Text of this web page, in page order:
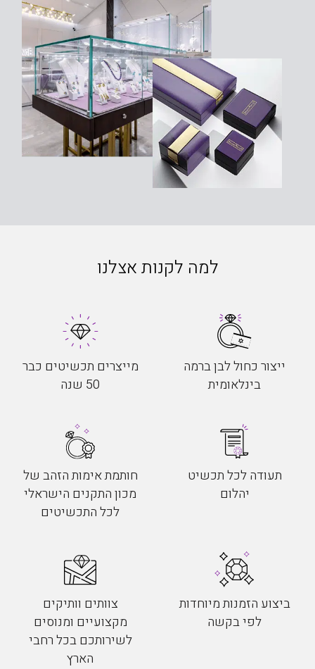
למה לקנות אצלנו
ייצור כחול לבן ברמה
בינלאומית
מייצרים תכשיטים כבר
50 שנה
תעודה לכל תכשיט
יהלום
חותמת אימות הזהב של
מכון התקנים הישראלי
לכל התכשיטים
ביצוע הזמנות מיוחדות
לפי בקשה
צוותים וותיקים
מקצועיים ומנוסים
לשירותכם בכל רחבי
הארץ